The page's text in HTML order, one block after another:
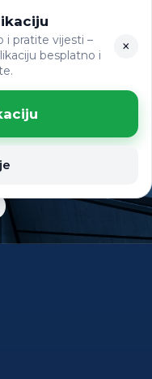
LAT
i pratite vijesti –
besplatno i
×